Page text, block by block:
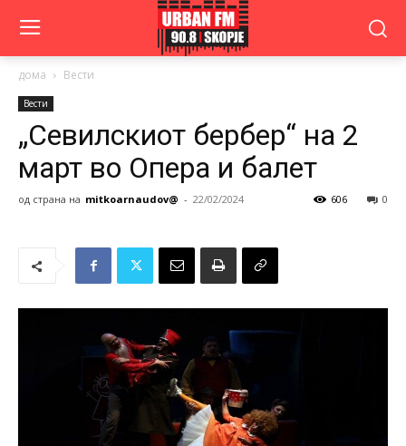
дома Вести
Вести
„Севилскиот бербер“ на 2
март во Опера и балет
од страна на mitkoarnaudov@ - 22/02/2024 0
606